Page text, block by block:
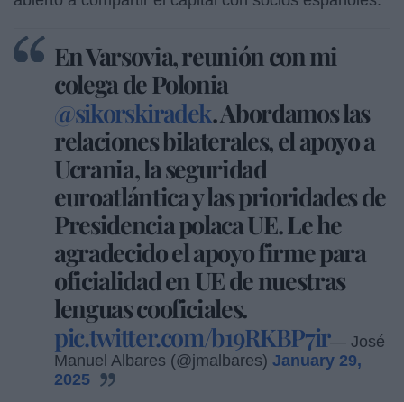
En Varsovia, reunión con mi
colega de Polonia
@sikorskiradek. Abordamos las
relaciones bilaterales, el apoyo a
Ucrania, la seguridad
euroatlántica y las prioridades de
Presidencia polaca UE. Le he
agradecido el apoyo firme para
oficialidad en UE de nuestras
lenguas cooficiales.
pic.twitter.com/b19RKBP7ir— José
Manuel Albares (@jmalbares) January 29,
2025